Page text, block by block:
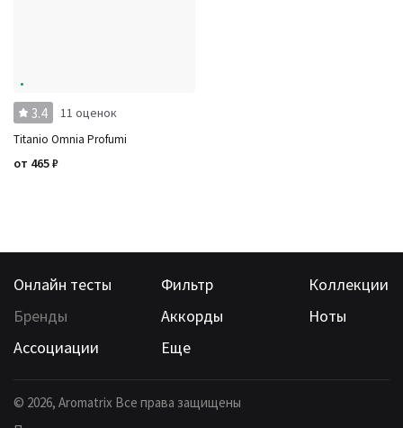
3.4 11 оценок
Titanio Omnia Profumi
от 465₽
Онлайн тесты Фильтр
Коллекции
Бренды
Аккорды
Ноты
Ассоциации
Еще
© 2026, Aromatrix Все права защищены